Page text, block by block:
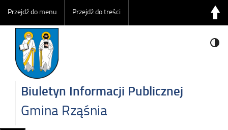
Przejdź do menu Przejdź do treści
Biuletyn Informacji Publicznej
Gmina Rząśnia